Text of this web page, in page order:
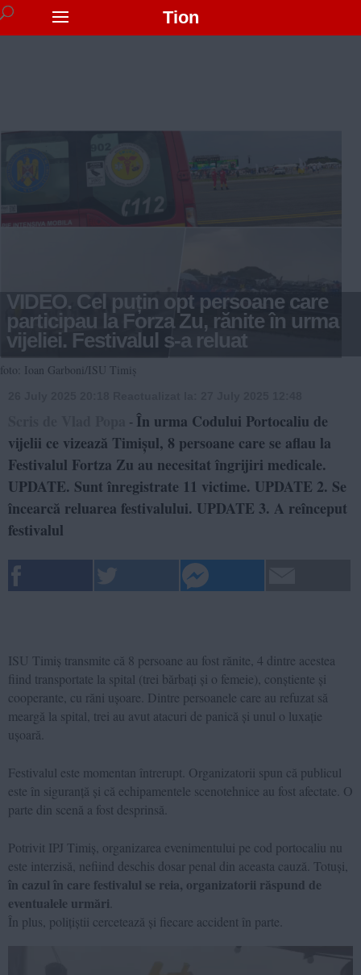
Tion
VIDEO. Cel puțin opt persoane care
participau la Forza Zu, rănite în urma
vijeliei. Festivalul s-a reluat
foto: Ioan Garboni/ISU Timiș
- În urma Codului Portocaliu de
vijelii ce vizează Timișul, 8 persoane care se aflau la
Festivalul Fortza Zu au necesitat îngrijiri medicale.
UPDATE. Sunt înregistrate 11 victime. UPDATE 2. Se
încearcă reluarea festivalului. UPDATE 3. A reînceput
festivalul
ISU Timiș transmite că 8 persoane au fost rănite, 4 dintre acestea
fiind transportate la spital (trei bărbați și o femeie), conștiente și
cooperante, cu răni ușoare. Dintre persoanele care au refuzat să
meargă la spital, trei au avut atacuri de panică și unul o luxație
ușoară.
Festivalul este momentan întrerupt. Organizatorii spun că publicul
este în siguranță și că echipamentele scenotehnice au fost afectate. O
parte din scenă a fost desprinsă.
Potrivit IPJ Timiș, organizarea evenimentului pe cod portocaliu nu
este interzisă, nefiind deschis dosar penal din aceasta cauză. Totuși,
în cazul în care festivalul se reia, organizatorii răspund de
eventualele urmări
În plus, polițiștii cercetează și fiecare accident în parte.